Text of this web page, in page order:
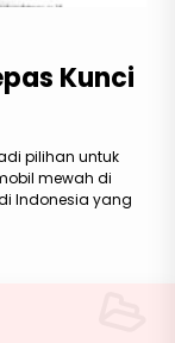
Kunci
pilihan untuk
mewah di
Indonesia yang